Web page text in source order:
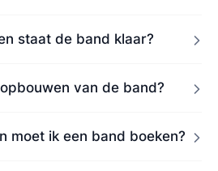
staat de band klaar?
van de band?
moet ik een band boeken?